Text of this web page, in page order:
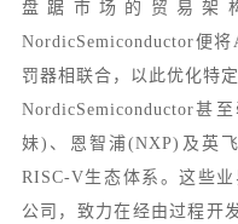
盘踞市场的贸易架
NordicSemiconductor便
罚器相联合，以此优化特
NordicSemiconductor甚
妹)、恩智浦(NXP)及英
RISC-V生态体系。这些
公司，致力在经由过程开